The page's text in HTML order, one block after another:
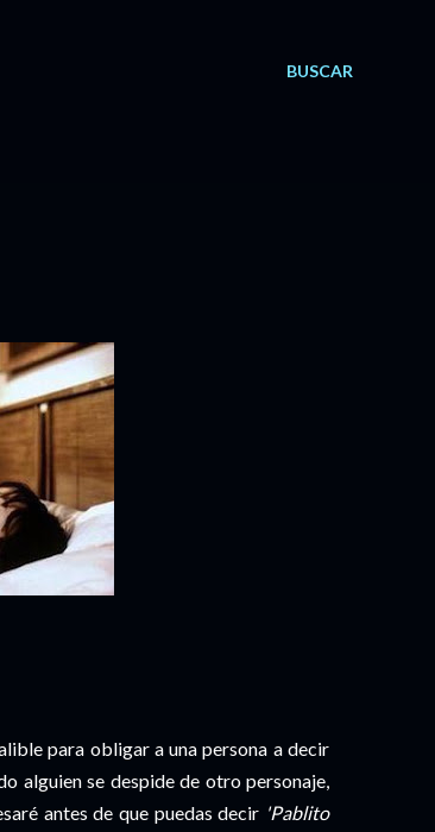
BUSCAR
para obligar a una persona a decir
alguien se despide de otro personaje,
antes de que puedas decir 'Pablito